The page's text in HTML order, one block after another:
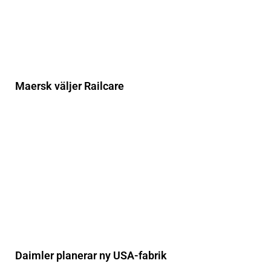
Maersk väljer Railcare
Daimler planerar ny USA-fabrik